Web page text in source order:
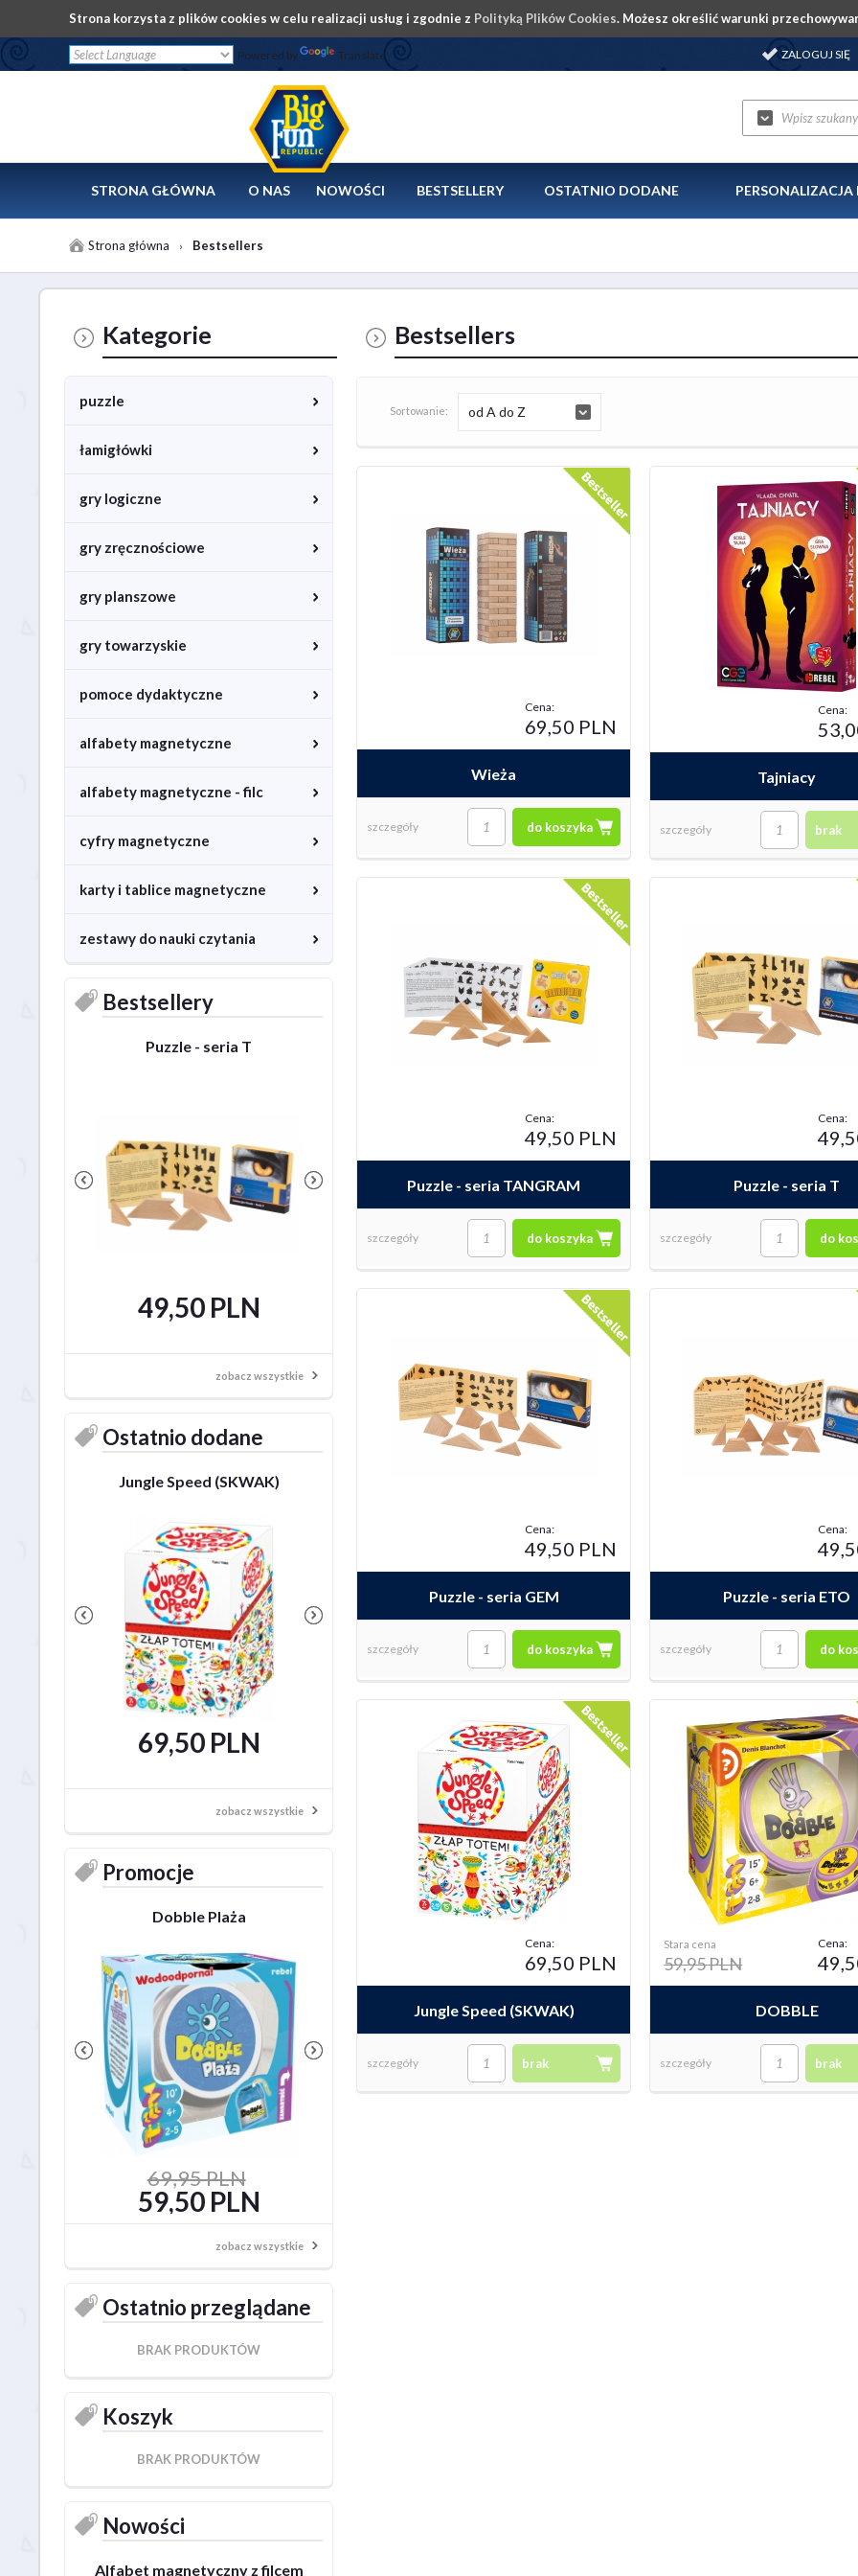
Strona korzysta z plików cookies w celu realizacji usług i zgodnie z Polityką Plików Cookies. Możesz określić warunki
Powered by
Translate
/
ZALOGUJ SIĘ
STRONA GŁÓWNA O NAS NOWOŚCI BESTSELLERY OSTATNIO DODANE
Strona główna › Bestsellers
Kategorie
puzzle
łamigłówki
gry logiczne
gry zręcznościowe
gry planszowe
gry towarzyskie
pomoce dydaktyczne
alfabety magnetyczne
alfabety magnetyczne - filc
cyfry magnetyczne
karty i tablice magnetyczne
zestawy do nauki czytania
Bestsellery
Puzzle - seria T
49,50 PLN
Puzzle - seria GEM
49,50 PLN
Puzzle - seria
49,50
zobacz wszystkie
Ostatnio dodane
Jungle Speed (SKWAK)
69,50 PLN 69,95 PLN
59,50 PLN
159,95 PLN 179,95
zobacz wszystkie
Promocje
Dobble Plaża
69,95 PLN
59,50 PLN
Tajniacy duet Takie Życie 2 - Detektywi
zobacz wszystkie
Ostatnio przeglądane
BRAK PRODUKTÓW
Koszyk
BRAK PRODUKTÓW
Nowości
Alfabet magnetyczny z filcem
Bestsellers
Sortowanie: od A do Z
Cena:
69,50 PLN
Wieża
do koszyka
szczegóły
Cena:
Tajniacy
brak
szczegóły
Cena:
49,50 PLN
Puzzle - seria TANGRAM
do koszyka
szczegóły
Cena:
Puzzle - seria T
do
szczegóły
Cena:
49,50 PLN
Puzzle - seria GEM
do koszyka
szczegóły
Cena:
Puzzle - seria ETO
do
szczegóły
Cena:
69,50 PLN
Jungle Speed (SKWAK)
brak
szczegóły
Stara cena
59,95 PLN
Cena:
DOBBLE
brak
szczegóły